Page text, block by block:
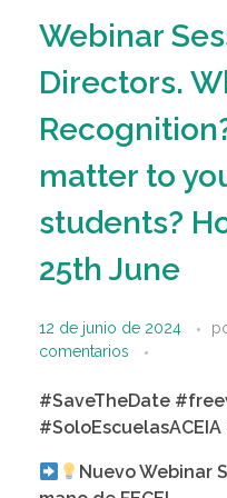
Webinar
Directors.
matter to
students?
25th June
12 de junio de 2024
comentarios
#SaveTheDate
#SoloEscuelasACEIA
Nuevo Webinar